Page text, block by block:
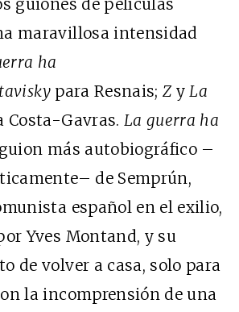
guiones de películas
maravillosa intensidad
ha
para Resnais; Zy La
Costa-Gavras. La guerra ha
más autobiográfico –
de Semprún,
español en el exilio,
Yves Montand, y su
de volver a casa, solo para
la incomprensión de una